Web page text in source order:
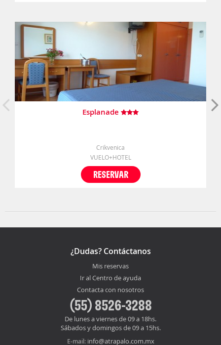
Esplanade
Crikvenica
VUELO+HOTEL
RESERVAR
¿Dudas? Contáctanos
Mis reservas
Ir al Centro de ayuda
Contacta con nosotros
(55) 8526-3288
De lunes a viernes de 09 a 18hs.
Sábados y domingos de 09 a 15hs.
E-mail: info@atrapalo.com.mx